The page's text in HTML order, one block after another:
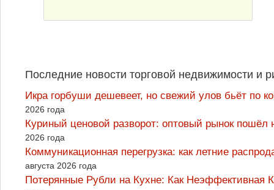
Последние новости торговой недвижимости и
Икра горбуши дешевеет, но свежий улов бьёт по
2026 года
Куриный ценовой разворот: оптовый рынок
2026 года
Коммуникационная перегрузка: как летние
августа 2026 года
Потерянные Рубли на Кухне: Как